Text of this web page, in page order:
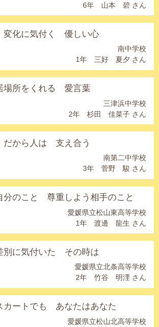
6年 山本 碧 さん
化に気付く 優しい心
南中学校
1年 三好 夏夕 さん
所をくれる 愛言葉
三津浜中学校
2年 杉田 佳菜子 さん
から人は 支え合う
南第二中学校
3年 菅野 駿 さん
分のこと 尊重しよう相手のこと
愛媛県立松山東高等学校
1年 渡邊 龍生 さん
に気付いた その時は
愛媛県立北条高等学校
2年 竹谷 明浬 さん
ートでも あなたはあなた
愛媛県立松山北高等学校